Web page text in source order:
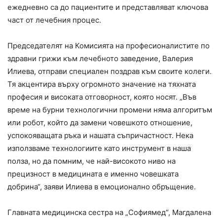
ежедневно са до пациентите и представляват ключова
част от лечебния процес.
Председателят на Комисията на професионалистите по
здравни грижи към лечебното заведение, Валерия
Илиева, отправи специален поздрав към своите колеги.
Тя акцентира върху огромното значение на тяхната
професия и високата отговорност, която носят. „Във
време на бурни технологични промени няма алгоритъм
или робот, който да замени човешкото отношение,
успокояващата ръка и нашата съпричастност. Нека
използваме технологиите като инструмент в наша
полза, но да помним, че най-високото ниво на
прецизност в медицината е именно човешката
добрина“, заяви Илиева в емоционално обръщение.
Главната медицинска сестра на „Софиямед“, Магдалена